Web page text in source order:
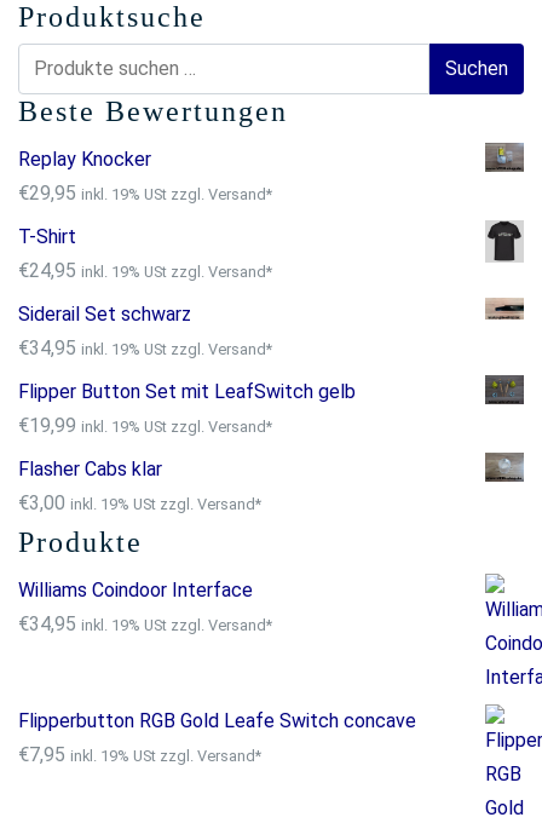
Produktsuche
Suchen
nach:
Suchen
Beste Bewertungen
Replay Knocker
€29,95 inkl. 19% USt zzgl. Versand*
T-Shirt
€24,95 inkl. 19% USt zzgl. Versand*
Siderail Set schwarz
€34,95 inkl. 19% USt zzgl. Versand*
Flipper Button Set mit LeafSwitch gelb
€19,99 inkl. 19% USt zzgl. Versand*
Flasher Cabs klar
€3,00 inkl. 19% USt zzgl. Versand*
Produkte
Williams Coindoor Interface
€34,95 inkl. 19% USt zzgl. Versand*
Flipperbutton RGB Gold Leafe Switch concave
€7,95 inkl. 19% USt zzgl. Versand*